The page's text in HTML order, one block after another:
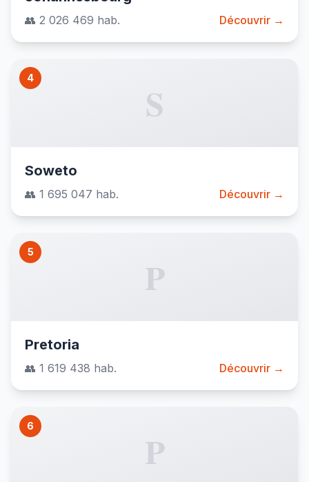
👥 2 026 469 hab. Découvrir →
4
S
Soweto
👥 1 695 047 hab. Découvrir →
5
P
Pretoria
👥 1 619 438 hab. Découvrir →
6
P